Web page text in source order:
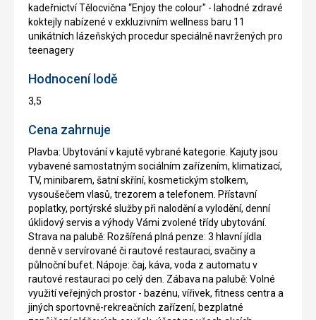
kadeřnictví Tělocvična “Enjoy the colour" - lahodné zdravé
koktejly nabízené v exkluzivním wellness baru 11
unikátních lázeňských procedur speciálně navržených pro
teenagery
Hodnocení lodě
3,5
Cena zahrnuje
Plavba: Ubytování v kajutě vybrané kategorie. Kajuty jsou
vybavené samostatným sociálním zařízením, klimatizací,
TV, minibarem, šatní skříní, kosmetickým stolkem,
vysoušečem vlasů, trezorem a telefonem. Přístavní
poplatky, portýrské služby při nalodění a vylodění, denní
úklidový servis a výhody Vámi zvolené třídy ubytování.
Strava na palubě: Rozšířená plná penze: 3 hlavní jídla
denně v servírované či rautové restauraci, svačiny a
půlnoční bufet. Nápoje: čaj, káva, voda z automatu v
rautové restauraci po celý den. Zábava na palubě: Volné
využití veřejných prostor - bazénu, vířivek, fitness centra a
jiných sportovně-rekreačních zařízení, bezplatné